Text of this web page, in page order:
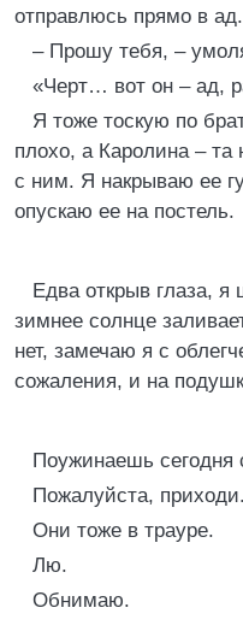
отправлюсь прямо в ад.
– Прошу тебя, –
«Черт… вот он – ад,
Я тоже тоскую по
плохо, а Каролина – та
с ним. Я накрываю ее
опускаю ее на постель.
Едва открыв глаза, я
зимнее солнце
нет, замечаю я с
сожаления, и на
Поужинаешь
Пожалуйста, приходи.
Они тоже в трауре.
Лю.
Обнимаю.